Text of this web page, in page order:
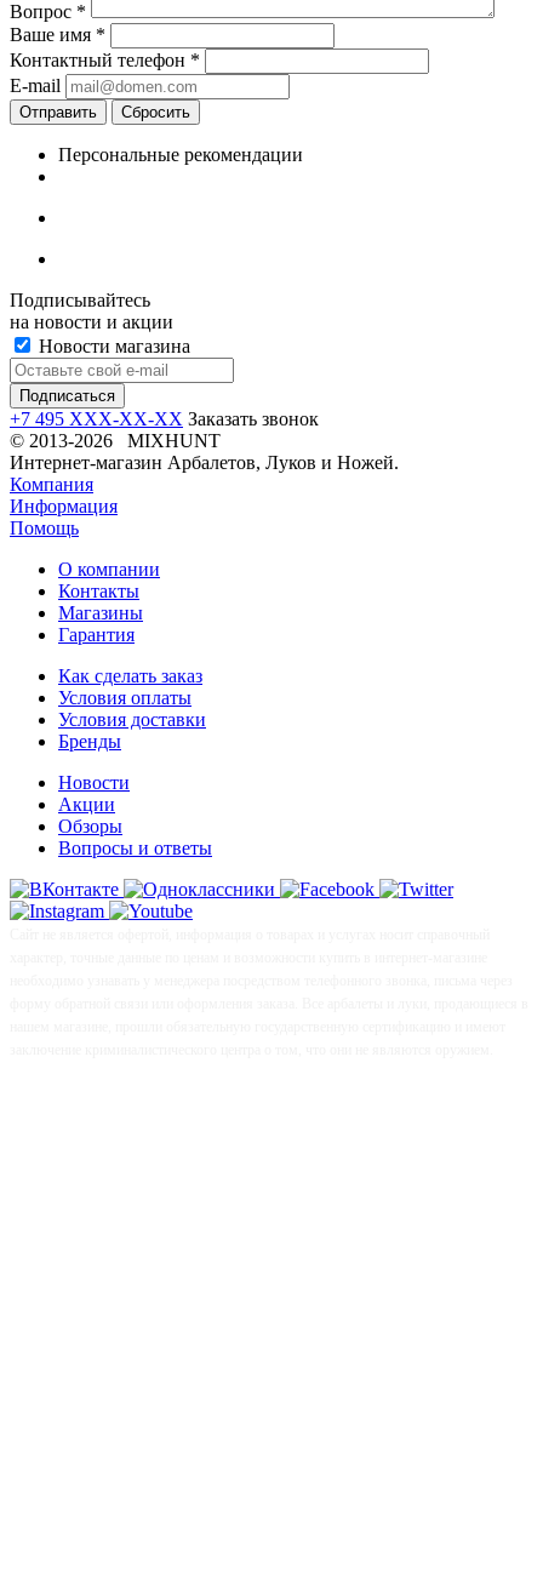
Вопрос *
Ваше имя *
Контактный телефон *
E-mail
Отправить Сбросить
Персональные рекомендации
Подписывайтесь
на новости и акции
Новости магазина
+7 495 XXX-XX-XX Заказать звонок
© 2013-2026 MIXHUNT
Интернет-магазин Арбалетов, Луков и Ножей.
Компания
Информация
Помощь
О компании
Контакты
Магазины
Гарантия
Как сделать заказ
Условия оплаты
Условия доставки
Бренды
Новости
Акции
Обзоры
Вопросы и ответы